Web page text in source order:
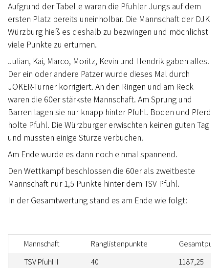
Aufgrund der Tabelle waren die Pfuhler Jungs auf dem
ersten Platz bereits uneinholbar. Die Mannschaft der DJK
Würzburg hieß es deshalb zu bezwingen und möchlichst
viele Punkte zu erturnen.
Julian, Kai, Marco, Moritz, Kevin und Hendrik gaben alles.
Der ein oder andere Patzer wurde dieses Mal durch
JOKER-Turner korrigiert. An den Ringen und am Reck
waren die 60er stärkste Mannschaft. Am Sprung und
Barren lagen sie nur knapp hinter Pfuhl. Boden und Pferd
holte Pfuhl. Die Würzburger erwischten keinen guten Tag
und mussten einige Stürze verbuchen.
Am Ende wurde es dann noch einmal spannend.
Den Wettkampf beschlossen die 60er als zweitbeste
Mannschaft nur 1,5 Punkte hinter dem TSV Pfuhl.
In der Gesamtwertung stand es am Ende wie folgt:
Mannschaft Ranglistenpunkte
TSV Pfuhl II
40
1187,25